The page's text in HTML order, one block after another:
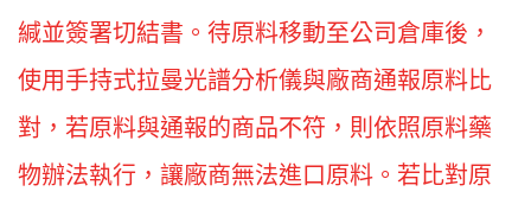
緘並簽署切結書。待原料移動至公司倉庫後，
使用手持式拉曼光譜分析儀與廠商通報原料比
對，若原料與通報的商品不符，則依照原料藥
物辦法執行，讓廠商無法進口原料。若比對原